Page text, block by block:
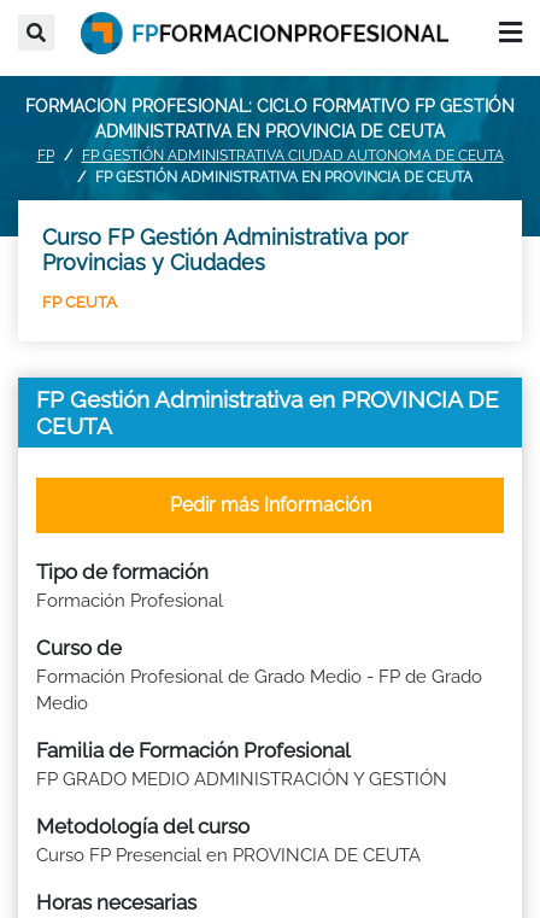
FORMACION PROFESIONAL: CICLO FORMATIVO FP GESTIÓN
ADMINISTRATIVA EN PROVINCIA DE CEUTA
FP
FP GESTIÓN ADMINISTRATIVA CIUDAD AUTONOMA DE CEUTA
FP GESTIÓN ADMINISTRATIVA EN PROVINCIA DE CEUTA
Curso FP Gestión Administrativa por
Provincias y Ciudades
FP CEUTA
FP Gestión Administrativa en PROVINCIA DE
CEUTA
Tipo de formación
Formación Profesional
Curso de
Formación Profesional de Grado Medio - FP de Grado
Medio
Familia de Formación Profesional
FP GRADO MEDIO ADMINISTRACIÓN Y GESTIÓN
Metodología del curso
Curso FP Presencial en PROVINCIA DE CEUTA
Horas necesarias
Pedir más Información